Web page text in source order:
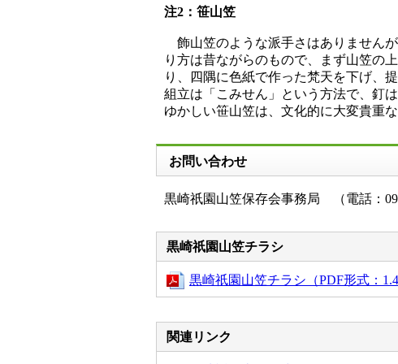
注2：笹山笠
飾山笠のような派手さはありません
り方は昔ながらのもので、まず山笠の
り、四隅に色紙で作った梵天を下げ、
組立は「こみせん」という方法で、釘
ゆかしい笹山笠は、文化的に大変貴重な
お問い合わせ
黒崎祇園山笠保存会事務局 （電話：
黒崎祇園山笠チラシ
黒崎祇園山笠チラシ（PDF形式：
関連リンク